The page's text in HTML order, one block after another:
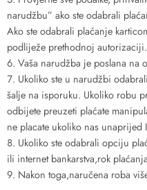
narudžbu” ako ste odabrali
Ako ste odabrali plaćanje
podliježe prethodnoj autorizaciji.
Vaša narudžba je poslana na
Ukoliko ste u narudžbi
šalje na isporuku. Ukoliko robu
odbijete preuzeti plaćate
ne placate ukoliko nas unaprijed
Ukoliko ste odabrali opciju
ili internet bankarstva,rok
Nakon toga,naručena roba